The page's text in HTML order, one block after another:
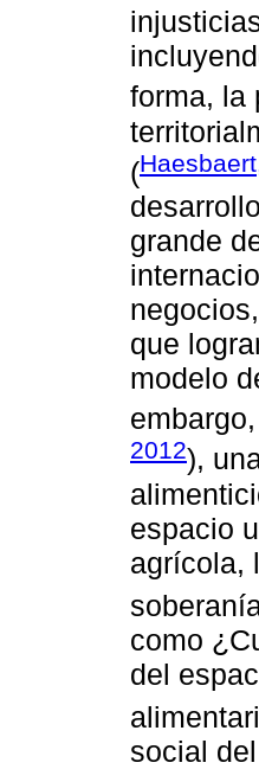
forma, la
(
grande
que
modelo
2012),
espacio
agrícola,
como
del
social